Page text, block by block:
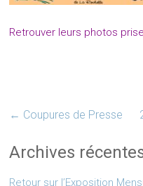
Retrouver leurs photos
← Coupures de Presse
Archives
Retour sur l’Exposition